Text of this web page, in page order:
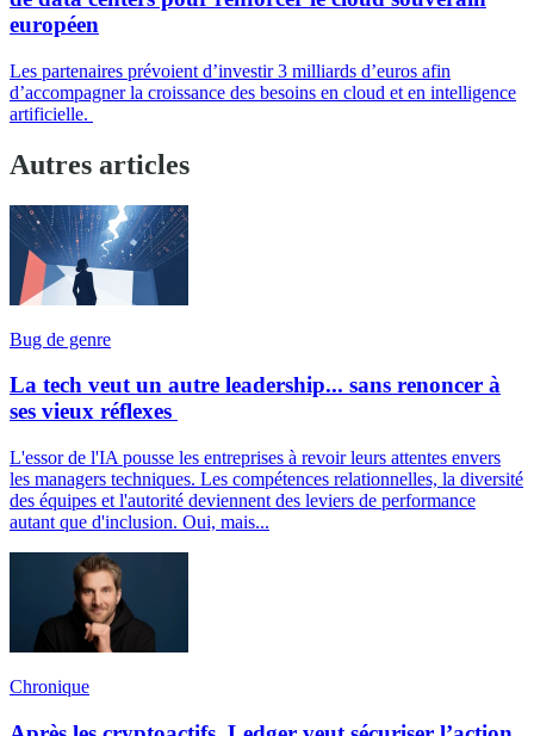
européen
Les partenaires prévoient d’investir 3 milliards d’euros afin
d’accompagner la croissance des besoins en cloud et en intelligence
artificielle.
Autres articles
Bug de genre
La tech veut un autre leadership... sans renoncer à
ses vieux réflexes
L'essor de l'IA pousse les entreprises à revoir leurs attentes envers
les managers techniques. Les compétences relationnelles, la diversité
des équipes et l'autorité deviennent des leviers de performance
autant que d'inclusion. Oui, mais...
Chronique